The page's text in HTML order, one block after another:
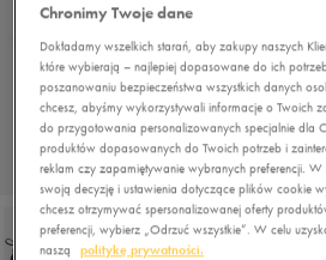
Chronimy Twoje dane
Dokładamy wszelkich starań, aby zakupy naszych
które wybierają – najlepiej dopasowane do ich
poszanowaniu bezpieczeństwa wszystkich danych
chcesz, abyśmy wykorzystywali informacje o Twoich
do przygotowania personalizowanych specjalnie dla
produktów dopasowanych do Twoich potrzeb i
reklam czy zapamiętywanie wybranych preferencji.
swoją decyzję i ustawienia dotyczące plików cookie
chcesz otrzymywać spersonalizowanej oferty
preferencji, wybierz „Odrzuć wszystkie”. W celu
naszą
politykę prywatności.